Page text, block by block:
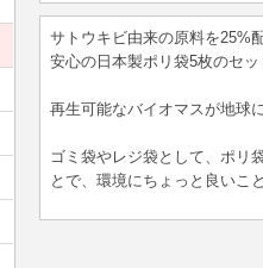
サトウキビ由来の原料を25%
安心の日本製ポリ袋5枚のセッ
再生可能なバイオマスが地球
ゴミ袋やレジ袋として、ポリ
とで、環境にちょっと良いこ